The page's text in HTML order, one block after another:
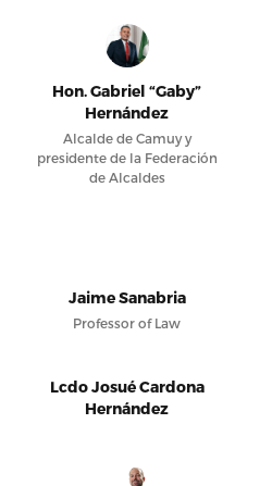
Hon. Gabriel “Gaby”
Hernández
Alcalde de Camuy y
presidente de la Federación
de Alcaldes
Jaime Sanabria
Professor of Law
Lcdo Josué Cardona
Hernández